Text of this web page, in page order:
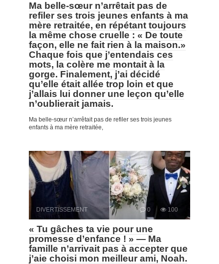
Ma belle-sœur n’arrêtait pas de
refiler ses trois jeunes enfants à ma
mère retraitée, en répétant toujours
la même chose cruelle : « De toute
façon, elle ne fait rien à la maison.»
Chaque fois que j’entendais ces
mots, la colère me montait à la
gorge. Finalement, j’ai décidé
qu’elle était allée trop loin et que
j’allais lui donner une leçon qu’elle
n’oublierait jamais.
Ma belle-sœur n’arrêtait pas de refiler ses trois jeunes
enfants à ma mère retraitée,
DIVERTISSEMENT 0 100
« Tu gâches ta vie pour une
promesse d’enfance ! » — Ma
famille n’arrivait pas à accepter que
j’aie choisi mon meilleur ami, Noah.